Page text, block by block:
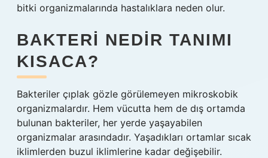
bitki organizmalarında hastalıklara neden olur.
BAKTERI NEDIR TANIMI
KISACA?
Bakteriler çıplak gözle görülemeyen mikroskobik
organizmalardır. Hem vücutta hem de dış ortamda
bulunan bakteriler, her yerde yaşayabilen
organizmalar arasındadır. Yaşadıkları ortamlar sıcak
iklimlerden buzul iklimlerine kadar değişebilir.